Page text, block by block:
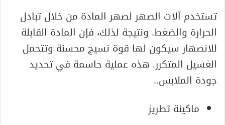
تستخدم آلات الصهر لصهر المادة من خلال تبادل
الحرارة والضغط. ونتيجة لذلك، فإن المادة القابلة
للانصهار سيكون لها قوة نسيج محسنة وتتحمل
الغسيل المتكرر. هذه عملية حاسمة في تحديد
جودة الملابس..
ماكينة تطريز